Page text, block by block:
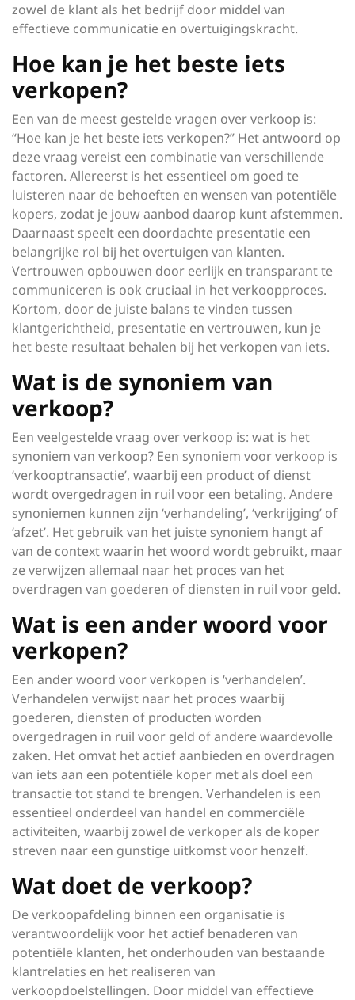
zowel de klant als het bedrijf door middel van
effectieve communicatie en overtuigingskracht.
Hoe kan je het beste iets
verkopen?
Een van de meest gestelde vragen over verkoop is:
“Hoe kan je het beste iets verkopen?” Het antwoord op
deze vraag vereist een combinatie van verschillende
factoren. Allereerst is het essentieel om goed te
luisteren naar de behoeften en wensen van potentiële
kopers, zodat je jouw aanbod daarop kunt afstemmen.
Daarnaast speelt een doordachte presentatie een
belangrijke rol bij het overtuigen van klanten.
Vertrouwen opbouwen door eerlijk en transparant te
communiceren is ook cruciaal in het verkoopproces.
Kortom, door de juiste balans te vinden tussen
klantgerichtheid, presentatie en vertrouwen, kun je
het beste resultaat behalen bij het verkopen van iets.
Wat is de synoniem van
verkoop?
Een veelgestelde vraag over verkoop is: wat is het
synoniem van verkoop? Een synoniem voor verkoop is
‘verkooptransactie’, waarbij een product of dienst
wordt overgedragen in ruil voor een betaling. Andere
synoniemen kunnen zijn ‘verhandeling’, ‘verkrijging’ of
‘afzet’. Het gebruik van het juiste synoniem hangt af
van de context waarin het woord wordt gebruikt, maar
ze verwijzen allemaal naar het proces van het
overdragen van goederen of diensten in ruil voor geld.
Wat is een ander woord voor
verkopen?
Een ander woord voor verkopen is ‘verhandelen’.
Verhandelen verwijst naar het proces waarbij
goederen, diensten of producten worden
overgedragen in ruil voor geld of andere waardevolle
zaken. Het omvat het actief aanbieden en overdragen
van iets aan een potentiële koper met als doel een
transactie tot stand te brengen. Verhandelen is een
essentieel onderdeel van handel en commerciële
activiteiten, waarbij zowel de verkoper als de koper
streven naar een gunstige uitkomst voor henzelf.
Wat doet de verkoop?
De verkoopafdeling binnen een organisatie is
verantwoordelijk voor het actief benaderen van
potentiële klanten, het onderhouden van bestaande
klantrelaties en het realiseren van
verkoopdoelstellingen. Door middel van effectieve